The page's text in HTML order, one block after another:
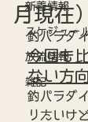
新着情報
スケジュー
放流情報
雑記
月現在）
釣パラダ
今回も
ない方
釣パラダ
りたいけ